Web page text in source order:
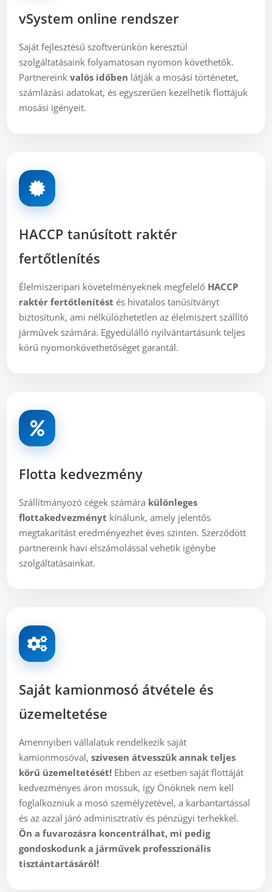
vSystem online rendszer
Saját fejlesztésű szoftverünkön keresztül
szolgáltatásaink folyamatosan nyomon követhetők.
Partnereinkvalós időben látják a mosási történetet,
számlázási adatokat, és egyszerűen kezelhetik flottájuk
mosási igényeit.
HACCP tanúsított raktér
fertőtlenítés
Élelmiszeripari követelményeknek megfelelő HACCP
raktér fertőtlenítést és hivatalos tanúsítványt
biztosítunk, ami nélkülözhetetlen az élelmiszert szállító
járművek számára. Egyedülálló nyilvántartásunk teljes
körű nyomonkövethetőséget garantál.
Flotta kedvezmény
Szállítmányozó cégek számára különleges
flottakedvezményt kínálunk, amely jelentős
megtakarítást eredményezhet éves szinten. Szerződött
partnereink havi elszámolással vehetik igénybe
szolgáltatásainkat.
Saját kamionmosó átvétele és
üzemeltetése
Amennyiben vállalatuk rendelkezik saját
kamionmosóval,szívesen átvesszük annak teljes
körű üzemeltetését! Ebben az esetben saját flottáját
kedvezményes áron mossuk, így Önöknek nem kell
foglalkozniuk a mosó személyzetével, a karbantartással
és az azzal járó adminisztratív és pénzügyi terhekkel.
Ön a fuvarozásra koncentrálhat, mi pedig
gondoskodunk a járművek professzionális
tisztántartásáról!